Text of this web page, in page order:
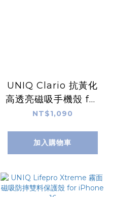
UNIQ Clario 抗黃化
高透亮磁吸手機殼 for
iPhone 16
NT$1,090
加入購物車